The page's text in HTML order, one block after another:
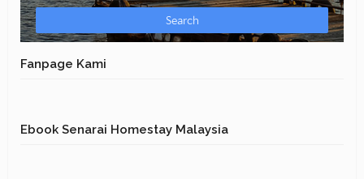
Fanpage Kami
Ebook Senarai Homestay Malaysia